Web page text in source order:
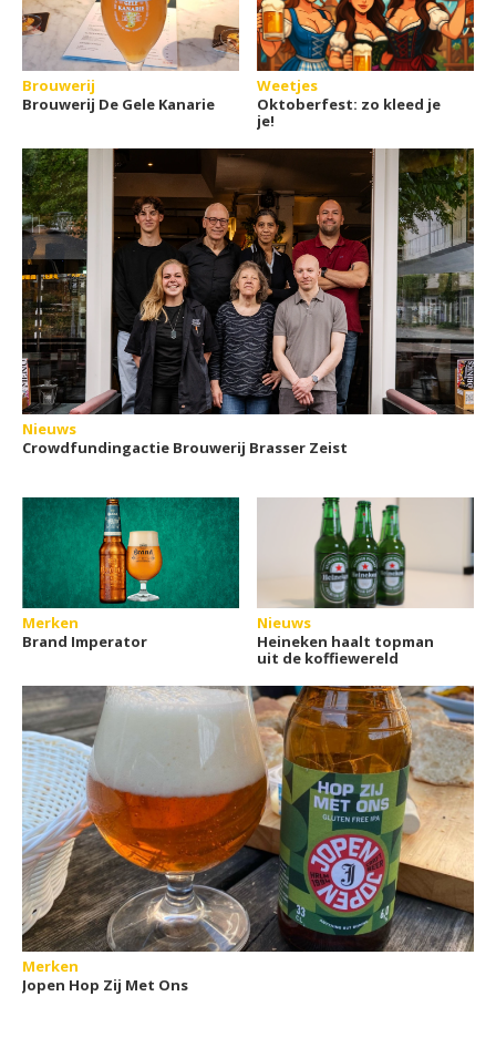
Brouwerij
Brouwerij De Gele Kanarie
Weetjes
Oktoberfest: zo kleed je
je!
Nieuws
Crowdfundingactie Brouwerij Brasser Zeist
Merken
Brand Imperator
Nieuws
Heineken haalt topman
uit de koffiewereld
Merken
Jopen Hop Zij Met Ons